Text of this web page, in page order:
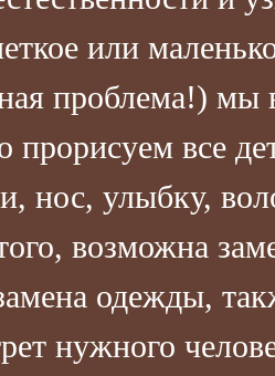
или
проблема!) мы
прорисуем все
нос, улыбку,
возможна
одежды,
нужного